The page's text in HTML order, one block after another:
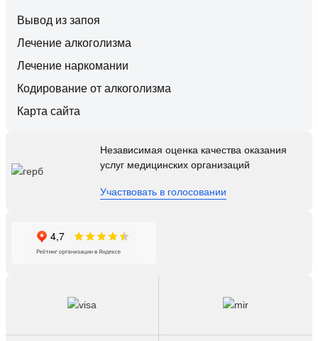
Вывод из запоя
Лечение алкоголизма
Лечение наркомании
Кодирование от алкоголизма
Карта сайта
Независимая оценка качества оказания
услуг медицинских организаций
Участвовать в голосовании